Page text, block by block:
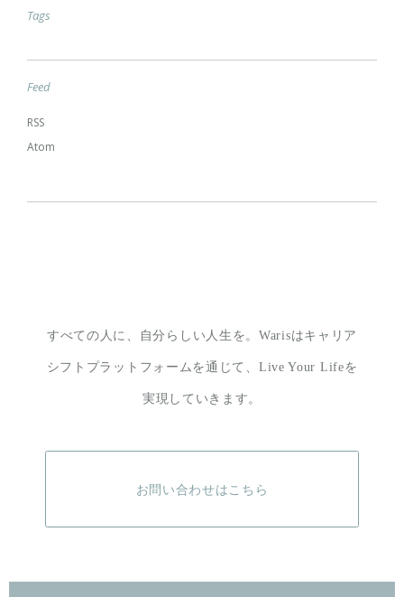
Tags
Feed
RSS
Atom
すべての人に、自分らしい人生を。Warisはキャリア
シフトプラットフォームを通じて、 Live Your Lifeを
実現していきます。
お問い合わせはこちら